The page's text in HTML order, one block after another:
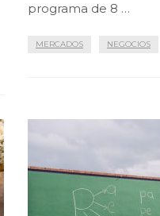
programa de 8 …
MERCADOS NEGOCIOS